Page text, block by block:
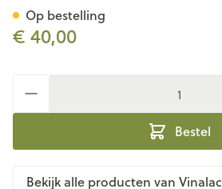
€ 40,00
Bestel
Op bestelling
Bekijk alle producten van Vinalac